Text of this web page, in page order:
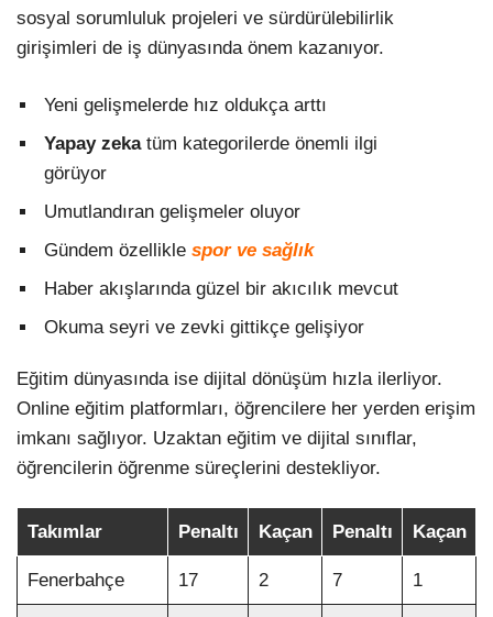
sosyal sorumluluk projeleri ve sürdürülebilirlik
girişimleri de iş dünyasında önem kazanıyor.
Yeni gelişmelerde hız oldukça arttı
Yapay zekatüm kategorilerde önemli ilgi
görüyor
Umutlandıran gelişmeler oluyor
Gündem özellikle spor ve sağlık
Haber akışlarında güzel bir akıcılık mevcut
Okuma seyri ve zevki gittikçe gelişiyor
Eğitim dünyasında ise dijital dönüşüm hızla ilerliyor.
Online eğitim platformları, öğrencilere her yerden erişim
imkanı sağlıyor. Uzaktan eğitim ve dijital sınıflar,
öğrencilerin öğrenme süreçlerini destekliyor.
Takımlar Penaltı Kaçan Penaltı Kaçan
Fenerbahçe 17 2 7 1